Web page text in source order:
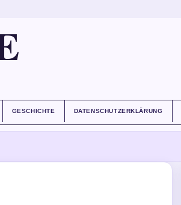
GESCHICHTE DATENSCHUTZERKLÄRUNG